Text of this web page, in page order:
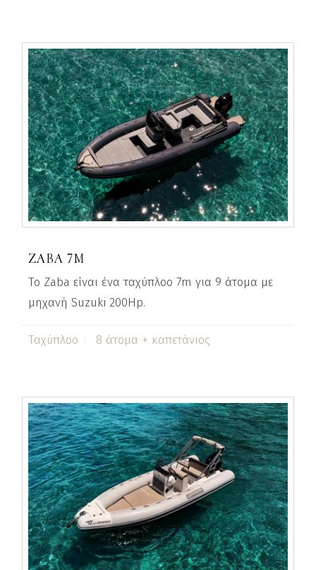
ZABA 7M
Το Zaba είναι ένα ταχύπλοο 7m για 9 άτομα με
μηχανή Suzuki 200Hp.
Ταχύπλοο 8 άτομα + καπετάνιος